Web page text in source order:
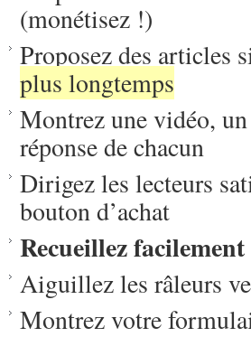
(monétisez !)
Proposez des articles
plus longtemps
Montrez une vidéo,
réponse de chacun
Dirigez les lecteurs
bouton d’achat
Recueillez
Aiguillez les râleurs
Montrez votre